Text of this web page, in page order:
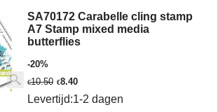
SA70172 Carabelle cling stamp
A7 Stamp mixed media
butterflies
-20%
€10.50 €8.40
Levertijd:1-2 dagen